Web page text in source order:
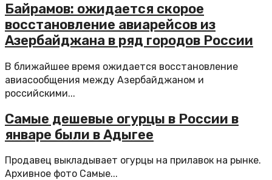
Байрамов: ожидается скорое
восстановление авиарейсов из
Азербайджана в ряд городов России
В ближайшее время ожидается восстановление
авиасообщения между Азербайджаном и
российскими...
Самые дешевые огурцы в России в
январе были в Адыгее
Продавец выкладывает огурцы на прилавок на рынке.
Архивное фото Самые...